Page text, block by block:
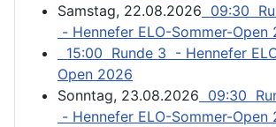
Samstag, 22.08.2026 09:30
- Hennefer ELO-Sommer-Open
15:00 Runde 3 - Hennefer
Open 2026
Sonntag, 23.08.2026 09:30
- Hennefer ELO-Sommer-Open